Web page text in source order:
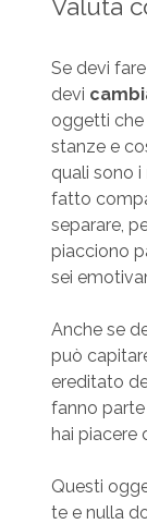
Valuta
Se devi
devi
oggetti che
stanze e
quali sono i
fatto
separare,
piacciono
sei
Anche se
può
ereditato
fanno
hai piacere
Questi
te e nulla